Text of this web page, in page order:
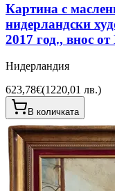
Картина с
нидерландски
2017 год., внос
Нидерландия
623,78€(1220,01 лв.)
В количката